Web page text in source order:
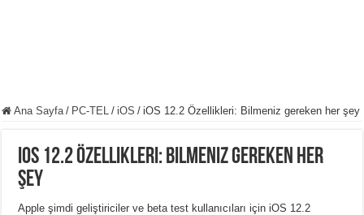
Ana Sayfa / PC-TEL / iOS / iOS 12.2 Özellikleri: Bilmeniz gereken her şey
iOS 12.2 Özellikleri: Bilmeniz gereken her
şey
Apple şimdi geliştiriciler ve beta test kullanıcıları için iOS 12.2